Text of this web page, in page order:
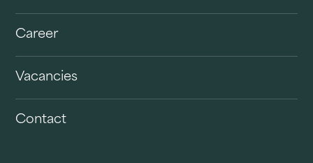
Career
Vacancies
Contact